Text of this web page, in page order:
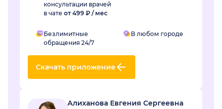
консультации врачей
в чате от 499 ₽ / мес
Безлимитные
обращения 24/7
В любом городе
Скачать приложение
Алиханова Евгения Сергеевна